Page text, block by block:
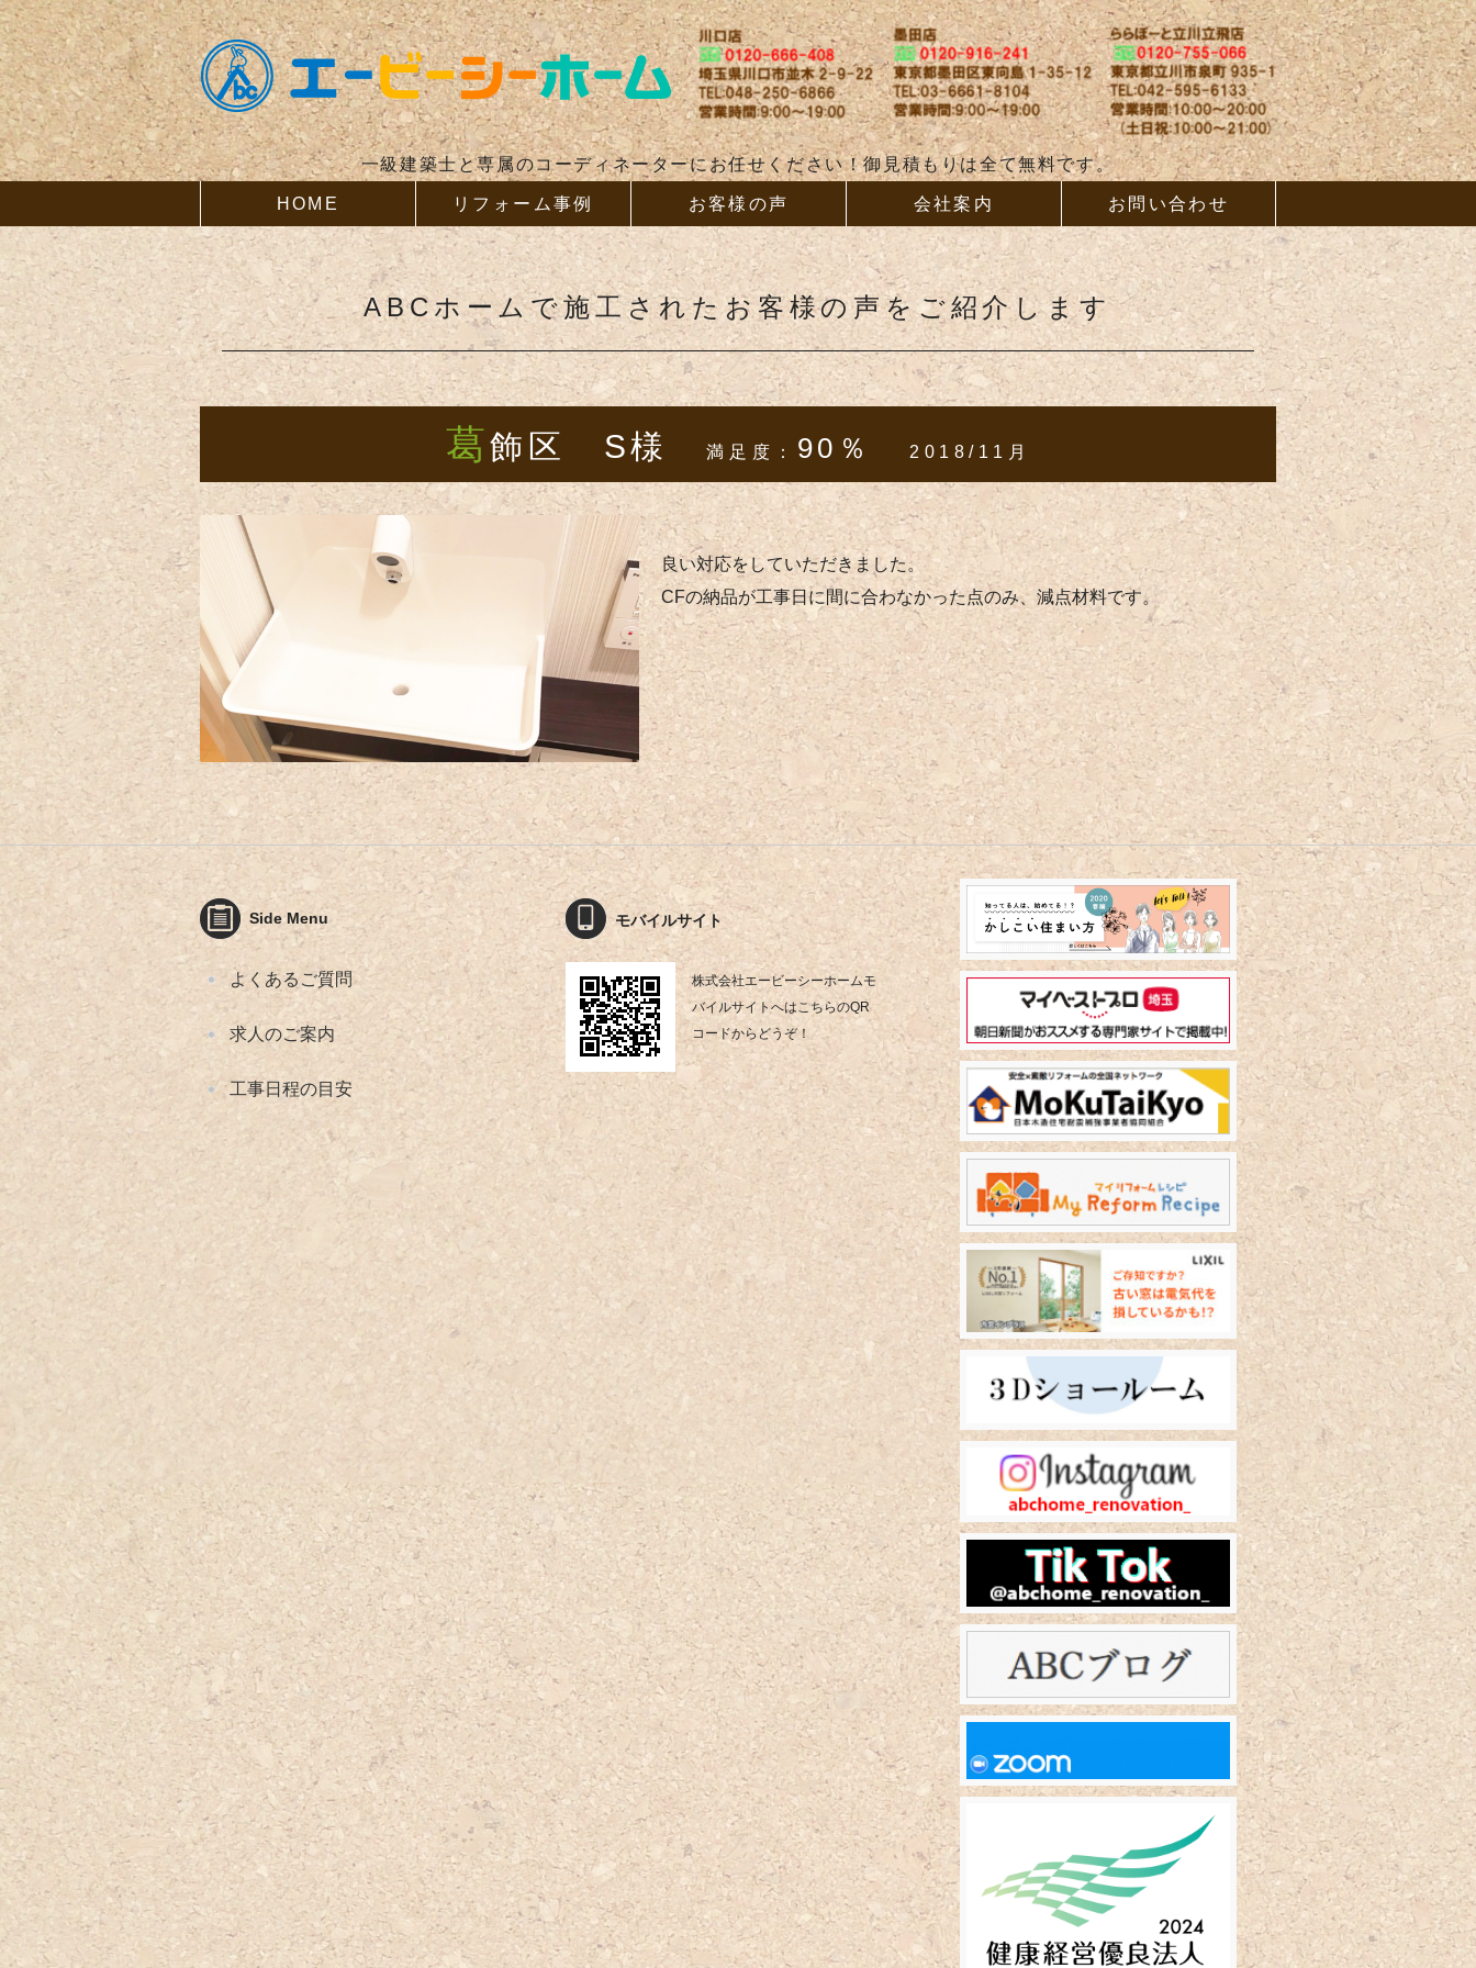
リフォーム、増改築なら
一級建築士と専属のコーディネーターにお任せください！御見積もりは全て無料です。
HOME リフォーム事例 お客様の声 会社案内 お問い合わせ
ABCホームで施工されたお客様の声をご紹介します
葛飾区 S様満足度： 90％ 2018/11月
良い対応をしていただきました。
CFの納品が工事日に間に合わなかった点のみ、減点材料です。
Side Menu
よくあるご質問
求人のご案内
工事日程の目安
モバイルサイト
株式会社エービーシーホームモ
バイルサイトへはこちらのQR
コードからどうぞ！